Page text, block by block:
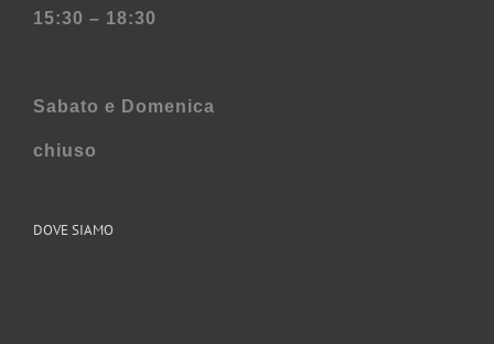
15:30 – 18:30
Sabato e Domenica
chiuso
DOVE SIAMO